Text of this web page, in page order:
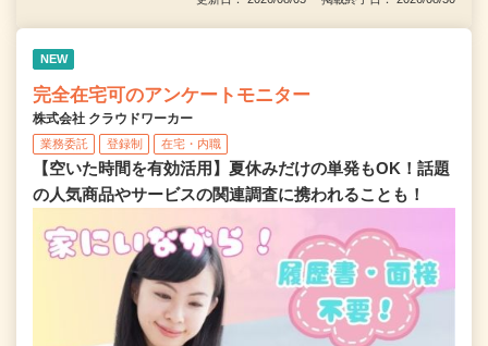
NEW
完全在宅可のアンケートモニター
株式会社 クラウドワーカー
業務委託 登録制 在宅・内職
【空いた時間を有効活用】夏休みだけの単発もOK！話題
の人気商品やサービスの関連調査に携われることも！